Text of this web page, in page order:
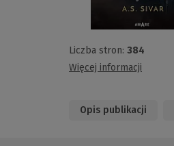
Liczba stron: 384
Więcej informacji
Opis publikacji